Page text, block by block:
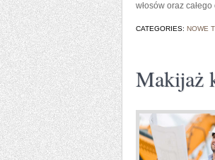
włosów oraz całego
CATEGORIES: NOWE
Makijaż